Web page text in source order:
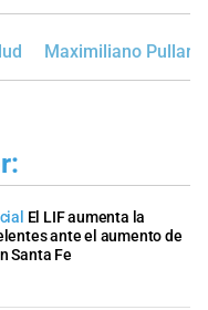
Maximiliano Pullaro
El LIF aumenta la
ante el aumento de
Santa Fe